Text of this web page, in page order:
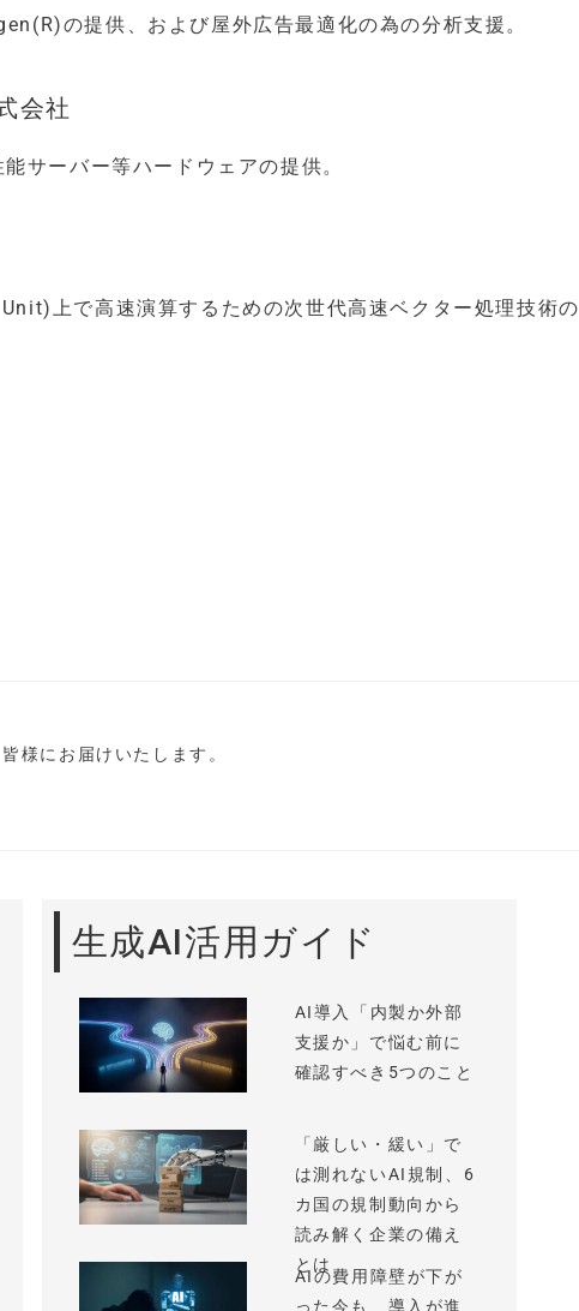
の提供、および屋外広告最適化の為の分析支援。
会社
サーバー等ハードウェアの提供。
上で高速演算するための次世代高速ベクター処理技術の
様にお届けいたします。
生成AI活用ガイド
AI導入「内製か外部
支援か」で悩む前に
確認すべき5つのこと
「厳しい・緩い」で
は測れないAI規制、6
カ国の規制動向から
読み解く企業の備え
とは
AIの費用障壁が下が
った今も、導入が進